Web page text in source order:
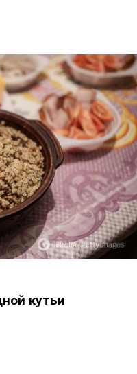
кутьи